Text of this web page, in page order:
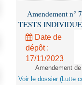
Amendement
TESTS
Date de
dépôt :
17/11/2023
Amendement
Voir le dossier (Lutte